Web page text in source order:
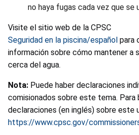
no haya fugas cada vez que se
Visite el sitio web de la CPSC
Seguridad en la piscina/español para
información sobre cómo mantener a
cerca del agua.
Nota: Puede haber declaraciones
comisionados sobre este tema. Para
declaraciones (en inglés) sobre este
https://www.cpsc.gov/